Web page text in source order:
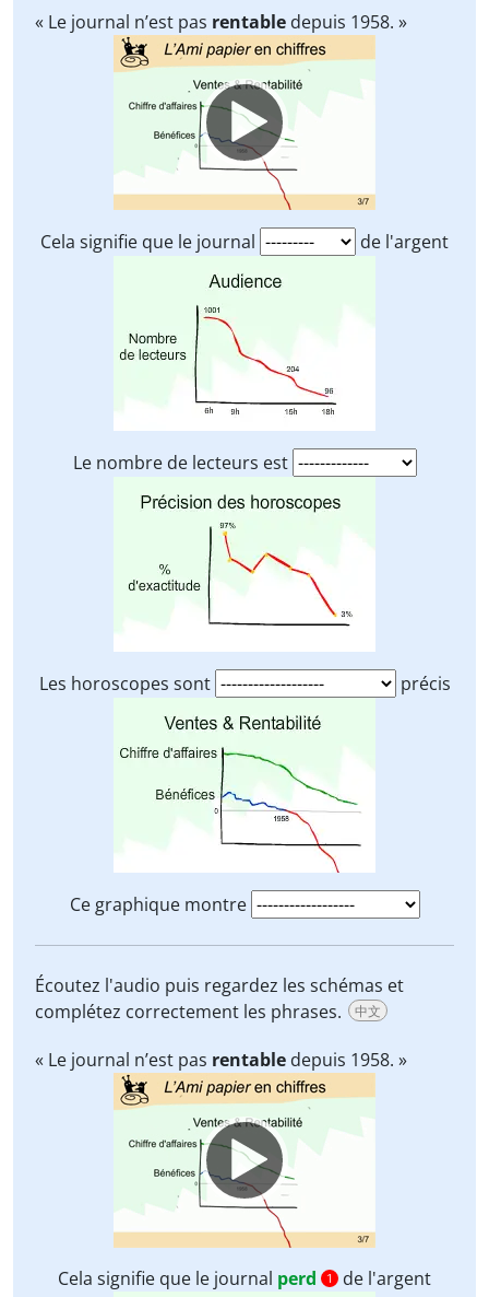
« Le journal n’est pas rentable depuis 1958. »
Video
Player
Cela signifie que le journal de l'argent
Le nombre de lecteurs est
Les horoscopes sont précis
Ce graphique montre
Écoutez l'audio puis regardez les schémas et
complétez correctement les phrases.
中文
« Le journal n’est pas rentable depuis 1958. »
Video
Player
Cela signifie que le journal perd 1 de l'argent